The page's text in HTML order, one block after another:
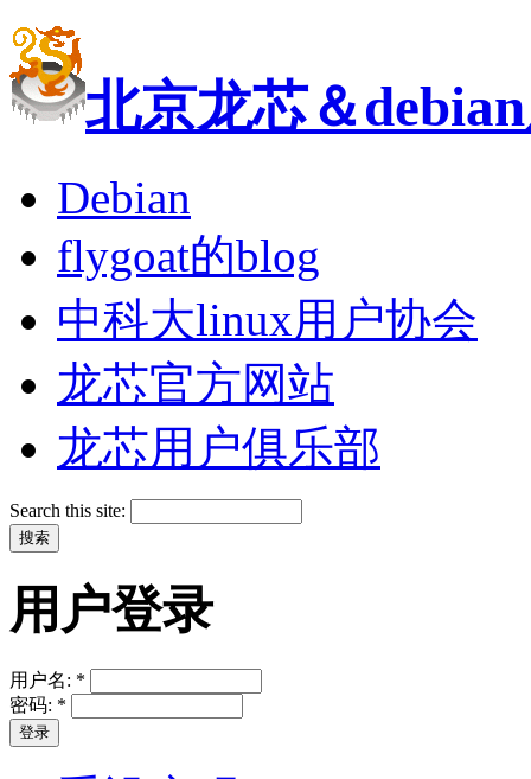
北京龙芯＆
Debian
flygoat的blog
中科大linux用户协会
龙芯官方网站
龙芯用户俱乐部
Search this site:
用户登录
用户名: *
密码: *